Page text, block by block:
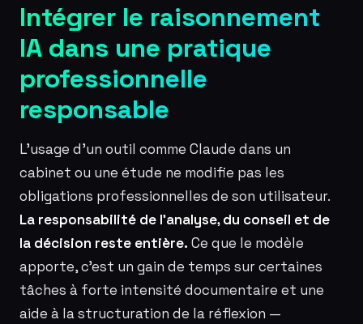
Intégrer le raisonnement
IA dans une pratique
professionnelle
responsable
L’usage d’un outil comme Claude dans un
cabinet ou une étude ne modifie pas les
obligations professionnelles de son utilisateur.
La responsabilité de l’analyse, du conseil et de
la décision reste entière. Ce que le modèle
apporte, c’est un gain de temps sur certaines
tâches à forte intensité documentaire et une
aide à la structuration de la réflexion —